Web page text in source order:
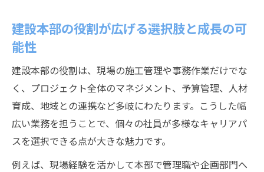
建設本部の役割が広げる選択肢と成長の可
能性
建設本部の役割は、現場の施工管理や事務作業だけでな
く、プロジェクト全体のマネジメント、予算管理、人材
育成、地域との連携など多岐にわたります。こうした幅
広い業務を担うことで、個々の社員が多様なキャリアパ
スを選択できる点が大きな魅力です。
例えば、現場経験を活かして本部で管理職や企画部門へ